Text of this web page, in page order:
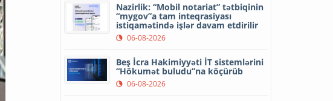
Nazirlik: “Mobil notariat” tətbiqinin
“mygov”a tam inteqrasiyası
istiqamətində işlər davam etdirilir
06-08-2026
Beş İcra Hakimiyyəti İT sistemlərini
“Hökumət buludu”na köçürüb
06-08-2026